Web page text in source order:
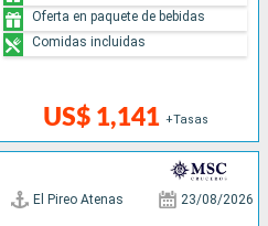
US$ 1,141 +Tasas
Oferta en paquete de bebidas
Comidas incluidas
El Pireo Atenas 23/08/2026